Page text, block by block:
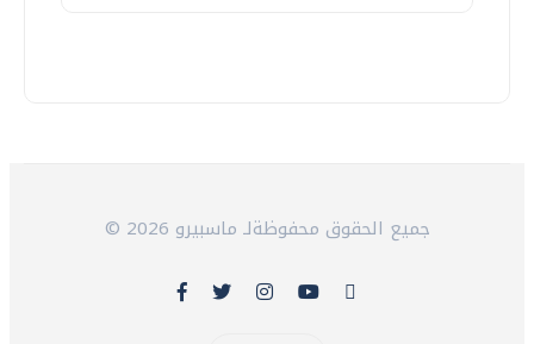
© 2026 جميع الحقوق محفوظةلـ ماسبيرو